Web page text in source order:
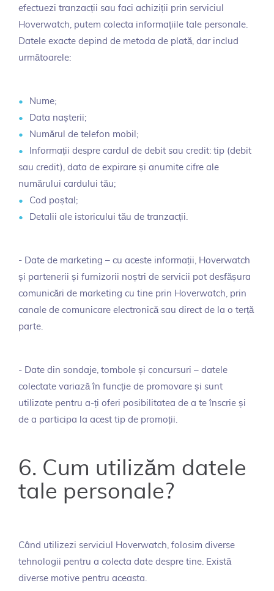
efectuezi tranzacții sau faci achiziții prin serviciul
Hoverwatch, putem colecta informațiile tale personale.
Datele exacte depind de metoda de plată, dar includ
următoarele:
Nume;
Data nașterii;
Numărul de telefon mobil;
Informații despre cardul de debit sau credit: tip (debit
sau credit), data de expirare și anumite cifre ale
numărului cardului tău;
Cod poștal;
Detalii ale istoricului tău de tranzacții.
- Date de marketing – cu aceste informații, Hoverwatch
și partenerii și furnizorii noștri de servicii pot desfășura
comunicări de marketing cu tine prin Hoverwatch, prin
canale de comunicare electronică sau direct de la o terță
parte.
- Date din sondaje, tombole și concursuri – datele
colectate variază în funcție de promovare și sunt
utilizate pentru a-ți oferi posibilitatea de a te înscrie și
de a participa la acest tip de promoții.
6. Cum utilizăm datele
tale personale?
Când utilizezi serviciul Hoverwatch, folosim diverse
tehnologii pentru a colecta date despre tine. Există
diverse motive pentru aceasta.